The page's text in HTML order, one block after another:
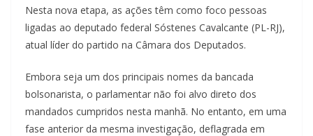
Nesta nova etapa, as ações têm como foco pessoas
ligadas ao deputado federal Sóstenes Cavalcante (PL-RJ),
atual líder do partido na Câmara dos Deputados.
Embora seja um dos principais nomes da bancada
bolsonarista, o parlamentar não foi alvo direto dos
mandados cumpridos nesta manhã. No entanto, em uma
fase anterior da mesma investigação, deflagrada em